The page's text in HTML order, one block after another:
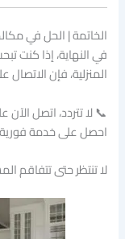
الخاتمة | الحل في
في النهاية، إذا كنت
المنزلية، فإن الاتصال
📞 لا تتردد، اتصل الآن على
احصل على خدمة
لا تنتظر حتى تتفاقم